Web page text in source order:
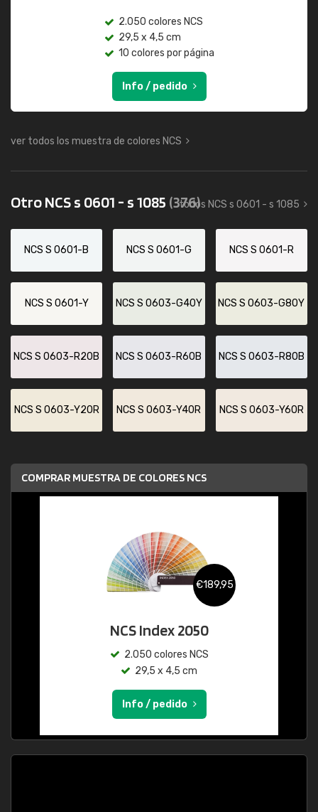
2.050 colores NCS
29,5 x 4,5 cm
10 colores por página
Info / pedido
ver todos los muestra de colores NCS
Otro NCS s 0601 - s 1085 (376)
todos NCS s 0601 - s 1085
NCS S 0601-B NCS S 0601-G NCS S 0601-R
NCS S 0601-Y NCS S 0603-G40Y NCS S 0603-G80Y
NCS S 0603-R20B NCS S 0603-R60B NCS S 0603-R80B
NCS S 0603-Y20R NCS S 0603-Y40R NCS S 0603-Y60R
COMPRAR MUESTRA DE COLORES NCS
€189,95
NCS Index 2050
2.050 colores NCS
29,5 x 4,5 cm
Info / pedido